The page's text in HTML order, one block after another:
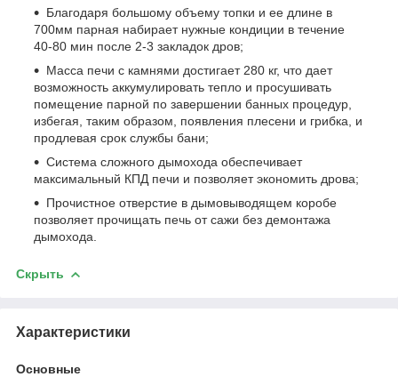
Благодаря большому объему топки и ее длине в
700мм парная набирает нужные кондиции в течение
40-80 мин после 2-3 закладок дров;
Масса печи с камнями достигает 280 кг, что дает
возможность аккумулировать тепло и просушивать
помещение парной по завершении банных процедур,
избегая, таким образом, появления плесени и грибка, и
продлевая срок службы бани;
Система сложного дымохода обеспечивает
максимальный КПД печи и позволяет экономить дрова;
Прочистное отверстие в дымовыводящем коробе
позволяет прочищать печь от сажи без демонтажа
дымохода.
Скрыть
Характеристики
Основные